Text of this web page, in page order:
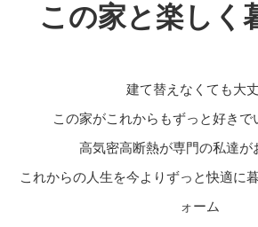
この家と楽しく
建て替えなくても大
この家がこれからもずっと好きで
高気密高断熱が専門の私達が
これからの人生を今よりずっと快適に
ォーム